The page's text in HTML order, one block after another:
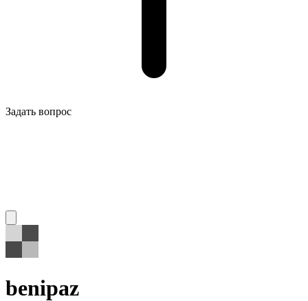
Задать вопрос
benipaz